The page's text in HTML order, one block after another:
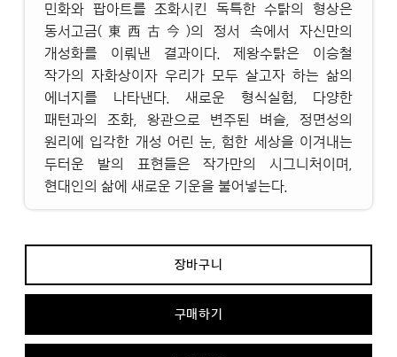
민화와 팝아트를 조화시킨 독특한 수탉의 형상은
동서고금(東西古今)의 정서 속에서 자신만의
개성화를 이뤄낸 결과이다. 제왕수탉은 이승철
작가의 자화상이자 우리가 모두 살고자 하는 삶의
에너지를 나타낸다. 새로운 형식실험, 다양한
패턴과의 조화, 왕관으로 변주된 벼슬, 정면성의
원리에 입각한 개성 어린 눈, 험한 세상을 이겨내는
두터운 발의 표현들은 작가만의 시그니처이며,
현대인의 삶에 새로운 기운을 불어넣는다.
장바구니
구매하기